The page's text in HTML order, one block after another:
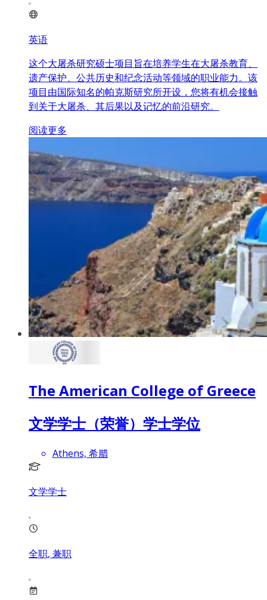
英语
这个大屠杀研究硕士项目旨在培养学生在大屠杀教育、
遗产保护、公共历史和纪念活动等领域的职业能力。该
项目由国际知名的帕克斯研究所开设，您将有机会接触
到关于大屠杀、其后果以及记忆的前沿研究。
阅读更多
The American College of Greece
文学学士（荣誉）学士学位
Athens, 希腊
文学学士
全职, 兼职